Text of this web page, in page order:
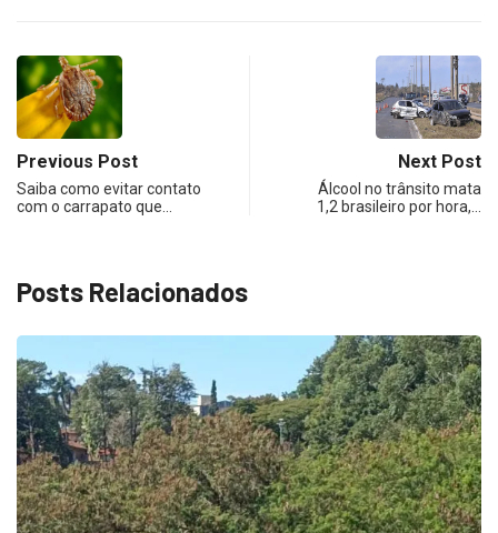
Previous Post
Saiba como evitar contato
com o carrapato que…
Next Post
Álcool no trânsito mata
1,2 brasileiro por hora,…
Posts Relacionados